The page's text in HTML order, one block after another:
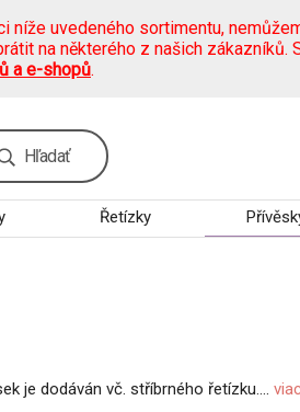
níže uvedeného sortimentu,
na některého z našich zákazníků.
a e-shopů.
Hľadať
Řetízky
je dodáván vč. stříbrného řetízku.... viac